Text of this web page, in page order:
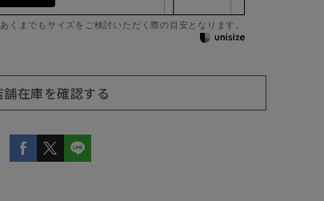
あくまでもサイズをご検討いただく際の目安となります。